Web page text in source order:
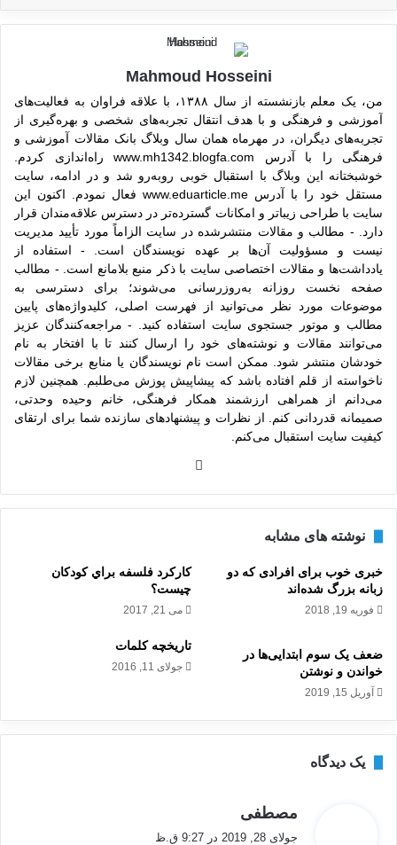
Mahmoud Hosseini
من، یک معلم بازنشسته از سال ۱۳۸۸، با علاقه فراوان به فعالیت‌های
آموزشی و فرهنگی و با هدف انتقال تجربه‌های شخصی و بهره‌گیری از
تجربه‌های دیگران، در مهرماه همان سال وبلاگ بانک مقالات آموزشی و
فرهنگی را با آدرس www.mh1342.blogfa.com راه‌اندازی کردم.
خوشبختانه این وبلاگ با استقبال خوبی روبه‌رو شد و در ادامه، سایت
مستقل خود را با آدرس www.eduarticle.me فعال نمودم. اکنون این
سایت با طراحی زیباتر و امکانات گسترده‌تر در دسترس علاقه‌مندان قرار
دارد. - مطالب و مقالات منتشرشده در سایت الزاماً مورد تأیید مدیریت
نیست و مسؤولیت آن‌ها بر عهده نویسندگان است. - استفاده از
یادداشت‌ها و مقالات اختصاصی سایت با ذکر منبع بلامانع است. - مطالب
صفحه نخست روزانه به‌روزرسانی می‌شوند؛ برای دسترسی به
موضوعات مورد نظر می‌توانید از فهرست اصلی، کلیدواژه‌های پایین
مطالب و موتور جستجوی سایت استفاده کنید. - مراجعه‌کنندگان عزیز
می‌توانند مقالات و نوشته‌های خود را ارسال کنند تا با افتخار به نام
خودشان منتشر شود. ممکن است نام نویسندگان یا منابع برخی مقالات
ناخواسته از قلم افتاده باشد که پیشاپیش پوزش می‌طلبم. همچنین لازم
می‌دانم از همراهی ارزشمند همکار فرهنگی، خانم وحیده وحدتی،
صمیمانه قدردانی کنم. از نظرات و پیشنهادهای سازنده شما برای ارتقای
کیفیت سایت استقبال می‌کنم.
نوشته های مشابه
خبری خوب برای افرادی که دو
زبانه بزرگ شده‌اند
فوریه 19, 2018
کارکرد فلسفه براي کودکان
چيست؟
می 21, 2017
ضعف یک سوم ابتدایی‌ها در
خواندن و نوشتن
آوریل 15, 2019
تاريخچه کلمات
جولای 11, 2016
یک دیدگاه
مصطفی
ف
جولای 28, 2019 در 9:27 ق.ظ